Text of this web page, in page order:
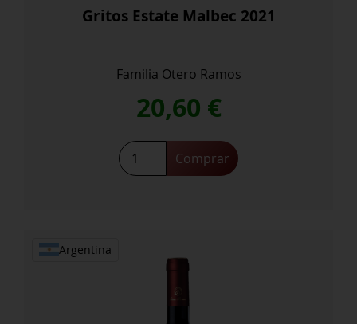
Gritos Estate Malbec 2021
Familia Otero Ramos
20,60 €
Gritos
Estate
Comprar
Argentina